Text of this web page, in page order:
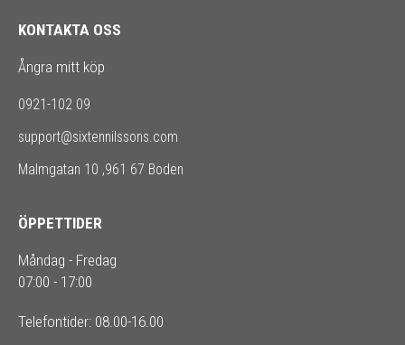
KONTAKTA OSS
Ångra mitt köp
0921-102 09
support@sixtennilssons.com
Malmgatan 10 ,961 67 Boden
ÖPPETTIDER
Måndag - Fredag
07:00 - 17:00
Telefontider: 08.00-16.00